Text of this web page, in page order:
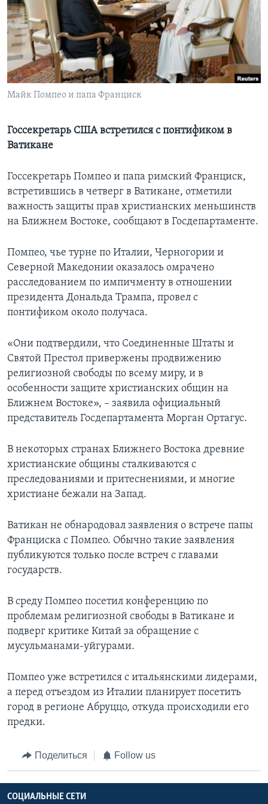
Learning English
СОЦИАЛЬНЫЕ СЕТИ
Майк Помпео и папа Франциск
Госсекретарь США встретился с понтификом в
Ватикане
Госсекретарь Помпео и папа римский Франциск,
встретившись в четверг в Ватикане, отметили
важность защиты прав христианских меньшинств
на Ближнем Востоке, сообщают в Госдепартаменте.
Помпео, чье турне по Италии, Черногории и
Северной Македонии оказалось омрачено
расследованием по импичменту в отношении
президента Дональда Трампа, провел с
понтификом около получаса.
«Они подтвердили, что Соединенные Штаты и
Святой Престол привержены продвижению
религиозной свободы по всему миру, и в
особенности защите христианских общин на
Ближнем Востоке», – заявила официальный
представитель Госдепартамента Морган Ортагус.
В некоторых странах Ближнего Востока древние
христианские общины сталкиваются с
преследованиями и притеснениями, и многие
христиане бежали на Запад.
Ватикан не обнародовал заявления о встрече папы
Франциска с Помпео. Обычно такие заявления
публикуются только после встреч с главами
государств.
В среду Помпео посетил конференцию по
проблемам религиозной свободы в Ватикане и
подверг критике Китай за обращение с
мусульманами-уйгурами.
Помпео уже встретился с итальянскими лидерами,
а перед отъездом из Италии планирует посетить
город в регионе Абруццо, откуда происходили его
предки.
Поделиться Follow us
СОЦИАЛЬНЫЕ СЕТИ